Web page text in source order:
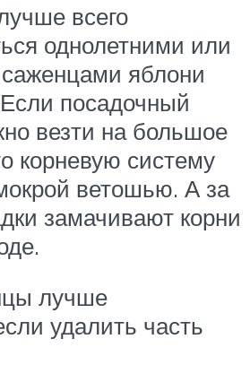
всего
однолетними или
яблони
посадочный
везти на большое
корневую систему
ветошью. А за
замачивают корни
лучше
удалить часть